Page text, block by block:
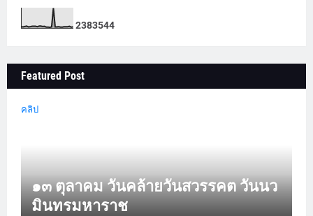
2383544
Featured Post
คลิป
๑๓ ตุลาคม วันคล้ายวันสวรรคต วันนว
มินทรมหาราช